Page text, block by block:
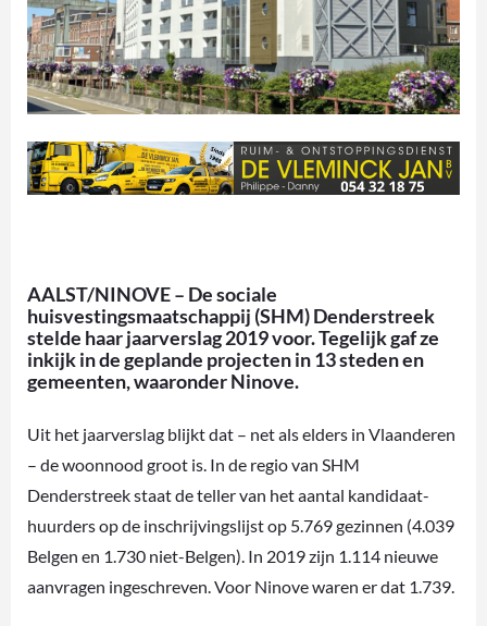
AALST/NINOVE – De sociale
huisvestingsmaatschappij (SHM) Denderstreek
stelde haar jaarverslag 2019 voor. Tegelijk gaf ze
inkijk in de geplande projecten in 13 steden en
gemeenten, waaronder Ninove.
Uit het jaarverslag blijkt dat – net als elders in Vlaanderen
– de woonnood groot is. In de regio van SHM
Denderstreek staat de teller van het aantal kandidaat-
huurders op de inschrijvingslijst op 5.769 gezinnen (4.039
Belgen en 1.730 niet-Belgen). In 2019 zijn 1.114 nieuwe
aanvragen ingeschreven. Voor Ninove waren er dat 1.739.